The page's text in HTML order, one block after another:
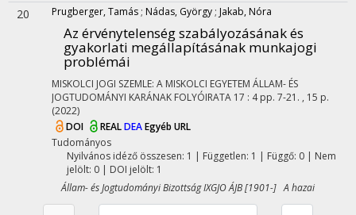
20 Prugberger, Tamás ; Nádas, György ; Jakab, Nóra
Az érvénytelenség szabályozásának és
gyakorlati megállapításának munkajogi
problémái
MISKOLCI JOGI SZEMLE: A MISKOLCI EGYETEM ÁLLAM- ÉS
JOGTUDOMÁNYI KARÁNAK FOLYÓIRATA 17 : 4 pp. 7-21. , 15 p.
(2022)
DOI
REALDEAEgyéb URL
Tudományos
Nyilvános idéző összesen: 1 | Független: 1 | Függő: 0 | Nem
jelölt: 0 | DOI jelölt: 1
Állam- és Jogtudományi Bizottság IXGJO ÁJB [1901-] A hazai